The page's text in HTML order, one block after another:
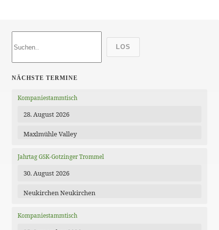
LOS
NÄCHSTE TERMINE
Kompaniestammtisch
28. August 2026
Maxlmühle Valley
Jahrtag GSK-Gotzinger Trommel
30. August 2026
Neukirchen Neukirchen
Kompaniestammtisch